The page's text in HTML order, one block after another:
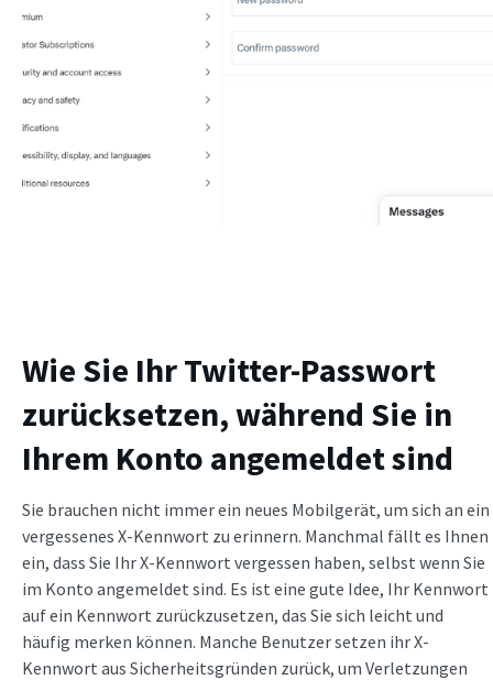
Wie Sie Ihr Twitter-Passwort
zurücksetzen, während Sie in
Ihrem Konto angemeldet sind
Sie brauchen nicht immer ein neues Mobilgerät, um sich an ein
vergessenes X-Kennwort zu erinnern. Manchmal fällt es Ihnen
ein, dass Sie Ihr X-Kennwort vergessen haben, selbst wenn Sie
im Konto angemeldet sind. Es ist eine gute Idee, Ihr Kennwort
auf ein Kennwort zurückzusetzen, das Sie sich leicht und
häufig merken können. Manche Benutzer setzen ihr X-
Kennwort aus Sicherheitsgründen zurück, um Verletzungen